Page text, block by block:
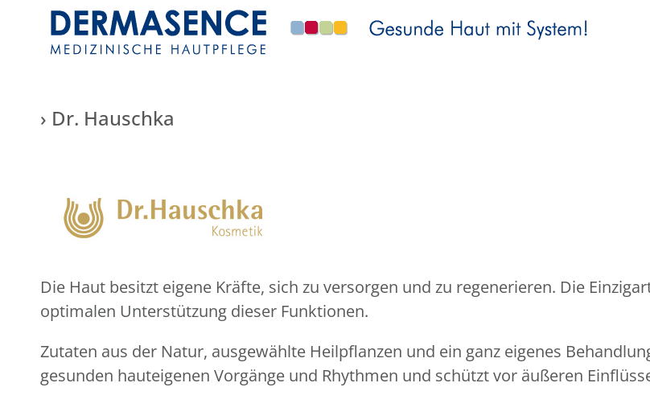
› Dr. Hauschka
Die Haut besitzt eigene Kräfte, sich zu versorgen und zu regenerieren. Die
optimalen Unterstützung dieser Funktionen.
Zutaten aus der Natur, ausgewählte Heilpflanzen und ein ganz eigenes
gesunden hauteigenen Vorgänge und Rhythmen und schützt vor äußeren